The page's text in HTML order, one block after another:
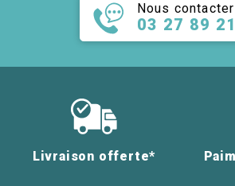
Nous
03 27 89
Livraison offerte*